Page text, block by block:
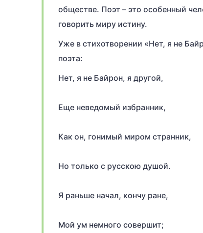
обществе. Поэт – это особенный
говорить миру истину.
Уже в стихотворении «Нет, я не
поэта:
Нет, я не Байрон, я другой,
Еще неведомый избранник,
Как он, гонимый миром странник,
Но только с русскою душой.
Я раньше начал, кончу ране,
Мой ум немного совершит;